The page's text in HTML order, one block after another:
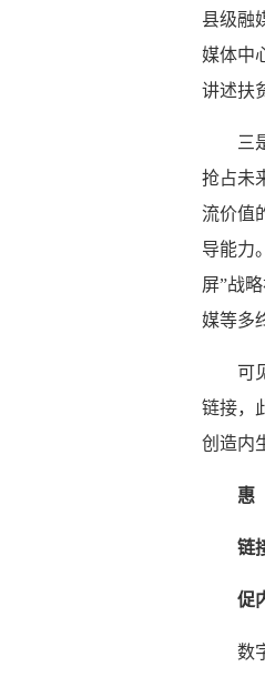
县级融
媒体中
讲述扶
三
抢占未
流价值
导能力
屏”战
媒等多
可
链接，
创造内
惠
链
促
数